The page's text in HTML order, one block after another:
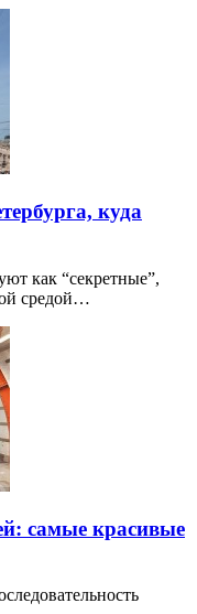
куда
как “секретные”,
средой…
самые красивые